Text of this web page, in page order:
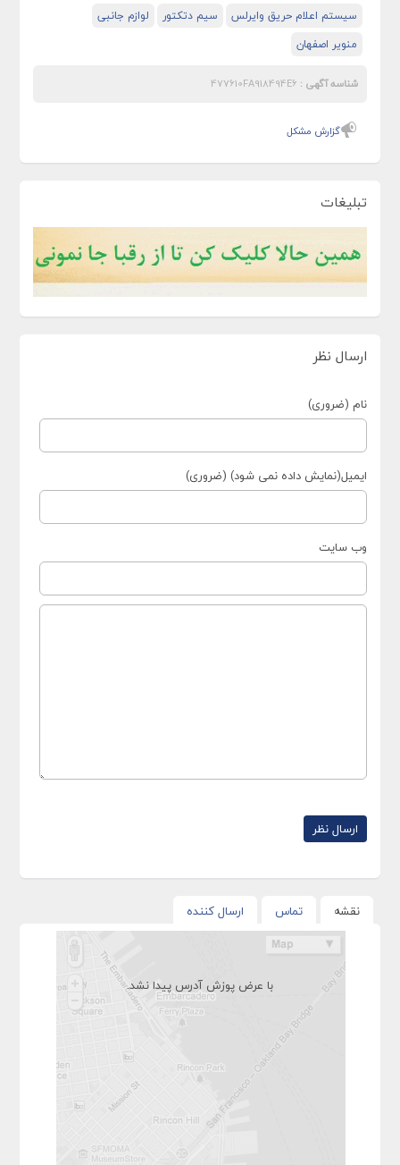
سیستم اعلام حریق وایرلس سیم دتکتور
لوازم جانبی
منویر اصفهان
شناسه آگهی :
گزارش مشکل
تبلیغات
ارسال نظر
نام (ضروری)
ایمیل(نمایش داده نمی شود) (ضروری)
وب سایت
نقشه تماس ارسال کننده
با عرض پوزش آدرس پیدا نشد.